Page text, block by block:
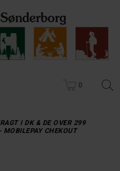
0
I DK & DE OVER 299
MOBILEPAY CHEKOUT